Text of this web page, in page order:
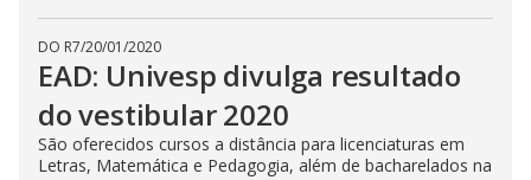
DO R7/20/01/2020
EAD: Univesp divulga resultado
do vestibular 2020
São oferecidos cursos a distância para licenciaturas em
Letras, Matemática e Pedagogia, além de bacharelados na